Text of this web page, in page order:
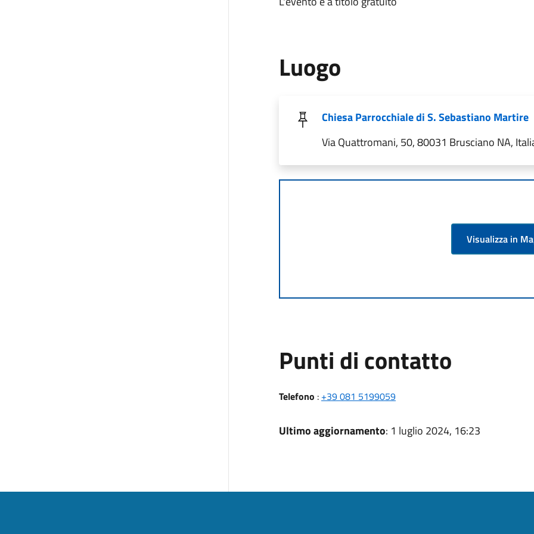
Luogo
Chiesa Parrocchiale di S. Sebastiano Martire
Via Quattromani, 50, 80031 Brusciano NA,
Visualizza in
Punti di contatto
Telefono : +39 081 5199059
Ultimo aggiornamento: 1 luglio 2024, 16:23